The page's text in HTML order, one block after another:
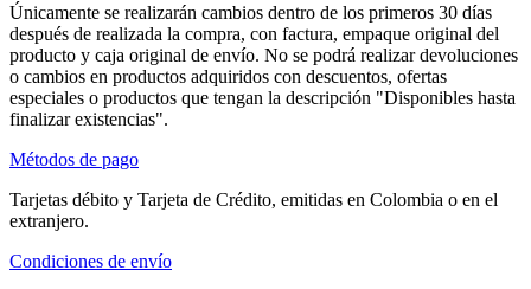
Únicamente se realizarán cambios dentro de los primeros 30 días
después de realizada la compra, con factura, empaque original del
producto y caja original de envío. No se podrá realizar devoluciones
o cambios en productos adquiridos con descuentos, ofertas
especiales o productos que tengan la descripción "Disponibles hasta
finalizar existencias".
Métodos de pago
Tarjetas débito y Tarjeta de Crédito, emitidas en Colombia o en el
extranjero.
Condiciones de envío